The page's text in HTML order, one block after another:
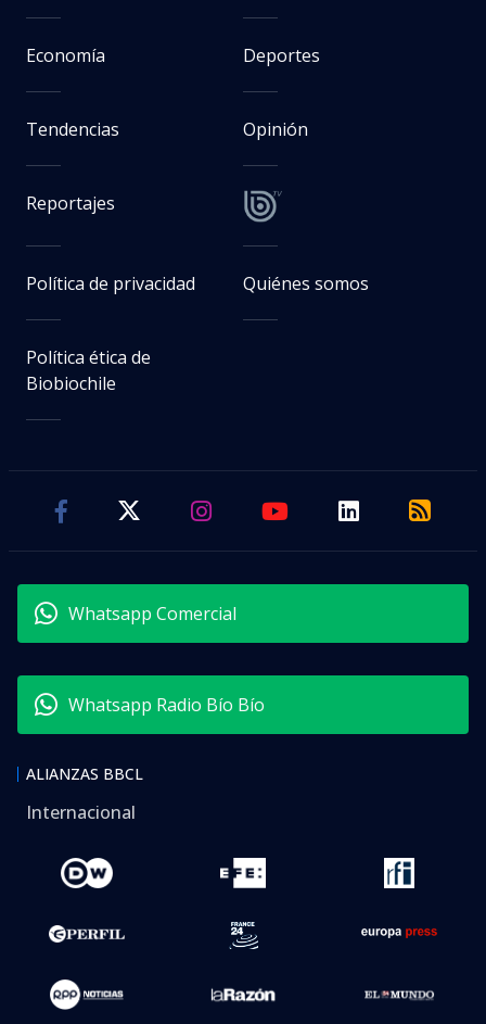
Economía Deportes
Tendencias Opinión
Reportajes
Política de privacidad Quiénes somos
Política ética de
Biobiochile
Whatsapp Comercial
Whatsapp Radio Bío Bío
ALIANZAS BBCL
Internacional